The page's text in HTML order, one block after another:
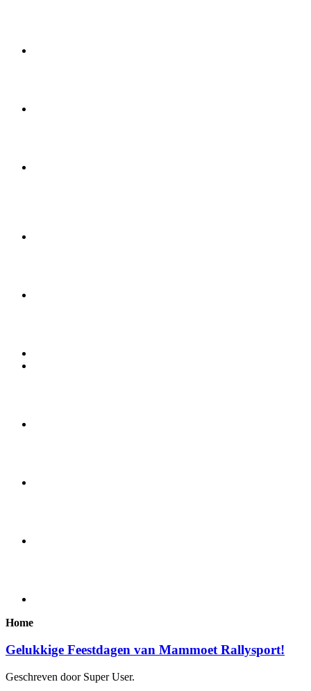
Home
Gelukkige Feestdagen van Mammoet Rallysport!
Geschreven door Super User.